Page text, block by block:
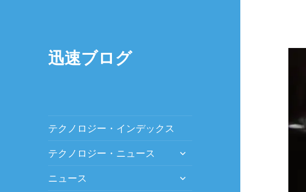
迅速ブログ
テクノロジー・インデックス
テクノロジー・ニュース
expand
menu
ニュース
expand